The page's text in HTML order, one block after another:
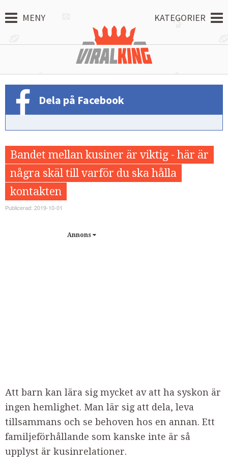
MENY KATEGORIER
Dela på Facebook
Bandet mellan kusiner är viktig - här är
några skäl till varför du ska hålla
kontakten
Publicerad: 2019-10-01
Annons
Att barn kan lära sig mycket av att ha syskon är
ingen hemlighet. Man lär sig att dela, leva
tillsammans och se behoven hos en annan. Ett
familjeförhållande som kanske inte är så
upplyst är kusinrelationer.